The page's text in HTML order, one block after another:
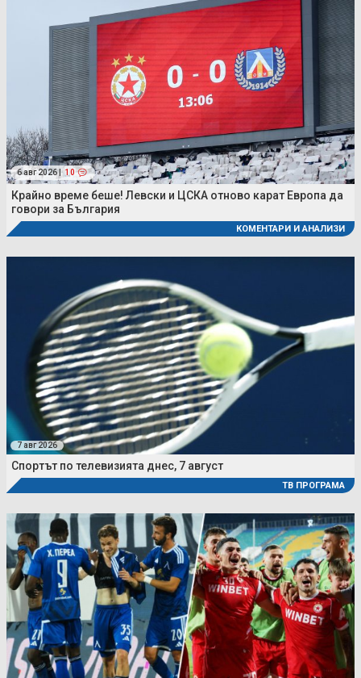
6 авг 2026 | 10
Крайно време беше! Левски и ЦСКА отново карат Европа да
говори за България
КОМЕНТАРИ И АНАЛИЗИ
7 авг 2026
Спортът по телевизията днес, 7 август
ТВ ПРОГРАМА